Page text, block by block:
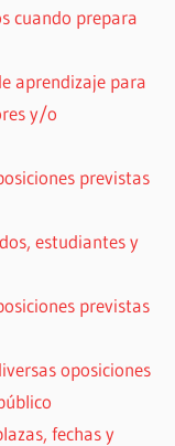
cuando prepara
aprendizaje para
y/o
previstas
estudiantes y
previstas
oposiciones
fechas y